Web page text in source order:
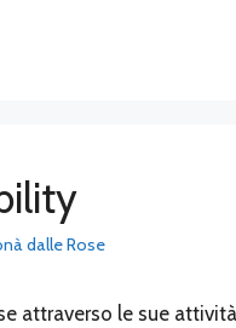
dalle Rose
attraverso le sue